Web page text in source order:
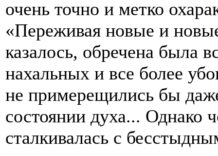
очень точно и метко
«Переживая новые и
казалось, обречена была
нахальных и все более
не примерещились бы
состоянии духа... Однако
сталкивалась с